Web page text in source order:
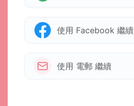
使用 Facebook 繼續
使用 電郵 繼續